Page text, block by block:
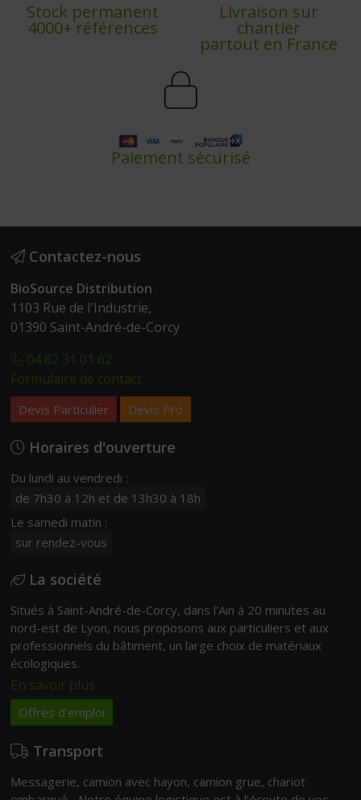
Stock permanent
4000+ références
Livraison sur
chantier
partout en France
Paiement sécurisé
Contactez-nous
BioSource Distribution
1103 Rue de l'Industrie,
01390 Saint-André-de-Corcy
04 82 31 01 62
Formulaire de contact
Devis Particulier Devis Pro
Horaires d'ouverture
Du lundi au vendredi :
de 7h30 à 12h et de 13h30 à 18h
Le samedi matin :
sur rendez-vous
La société
Situés à Saint-André-de-Corcy, dans l'Ain à 20 minutes au
nord-est de Lyon, nous proposons aux particuliers et aux
professionnels du bâtiment, un large choix de matériaux
écologiques.
En savoir plus
Offres d'emploi
Transport
Messagerie, camion avec hayon, camion grue, chariot